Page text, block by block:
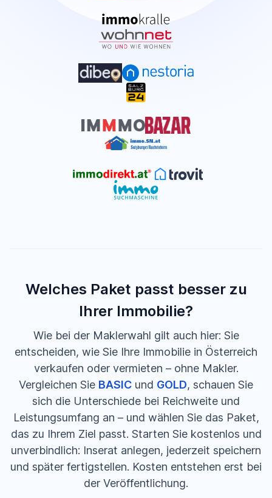
Welches Paket passt besser zu
Ihrer Immobilie?
Wie bei der Maklerwahl gilt auch hier: Sie
entscheiden, wie Sie Ihre Immobilie in Österreich
verkaufen oder vermieten – ohne Makler.
Vergleichen Sie BASIC und GOLD, schauen Sie
sich die Unterschiede bei Reichweite und
Leistungsumfang an – und wählen Sie das Paket,
das zu Ihrem Ziel passt. Starten Sie kostenlos und
unverbindlich: Inserat anlegen, jederzeit speichern
und später fertigstellen. Kosten entstehen erst bei
der Veröffentlichung.